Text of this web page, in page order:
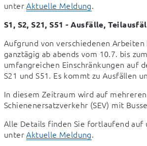
unter Aktuelle Meldung.
S1, S2, S21, S51 - Ausfälle,
Aufgrund von verschiedenen
ganztägig ab abends vom 10.7. bis
umfangreichen Einschränkungen auf
S21 und S51. Es kommt zu Ausfällen
In diesem Zeitraum wird auf
Schienenersatzverkehr (SEV) mit
Alle Details finden Sie fortlaufend auf
unter Aktuelle Meldung.